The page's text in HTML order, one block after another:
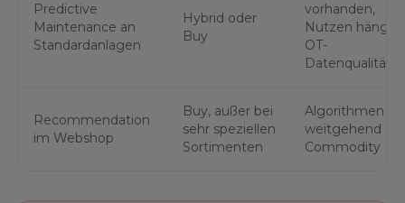
Predictive
Maintenance an
Standardanlagen
Hybrid oder
Buy
vorhanden,
Nutzen hängt
OT-
Datenqualität
Recommendation
im Webshop
Buy, außer bei
sehr speziellen
Sortimenten
Algorithmen
weitgehend
Commodity